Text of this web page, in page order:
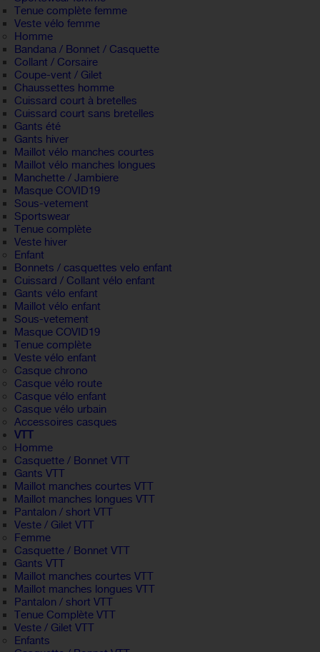
Tenue complète femme
Veste vélo femme
Homme
Bandana / Bonnet / Casquette
Collant / Corsaire
Coupe-vent / Gilet
Chaussettes homme
Cuissard court à bretelles
Cuissard court sans bretelles
Gants été
Gants hiver
Maillot vélo manches courtes
Maillot vélo manches longues
Manchette / Jambiere
Masque COVID19
Sous-vetement
Sportswear
Tenue complète
Veste hiver
Enfant
Bonnets / casquettes velo enfant
Cuissard / Collant vélo enfant
Gants vélo enfant
Maillot vélo enfant
Sous-vetement
Masque COVID19
Tenue complète
Veste vélo enfant
Casque chrono
Casque vélo route
Casque vélo enfant
Casque vélo urbain
Accessoires casques
VTT
Homme
Casquette / Bonnet VTT
Gants VTT
Maillot manches courtes VTT
Maillot manches longues VTT
Pantalon / short VTT
Veste / Gilet VTT
Femme
Casquette / Bonnet VTT
Gants VTT
Maillot manches courtes VTT
Maillot manches longues VTT
Pantalon / short VTT
Tenue Complète VTT
Veste / Gilet VTT
Enfants